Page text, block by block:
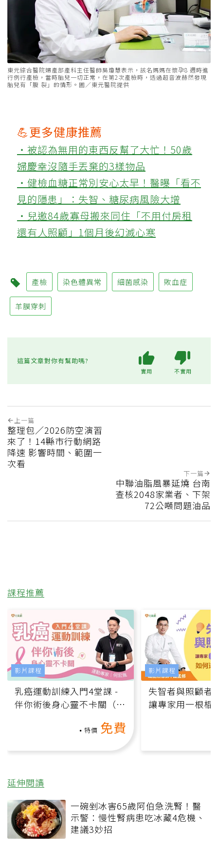
東元綜合醫院婦產部產科主任醫師吳瓊慧表示，該名媽媽在懷孕8 週時進
行例行產檢，當時胎兒一切正常，在第2次產檢時，透過超音波赫然發現
胎兒有「腹 裂」的情形。圖／東元醫院提供
💪更多健康推薦
‧被認為無用的東西反幫了大忙！50歲
婦慶幸沒隨手丟棄的3樣物品
‧健檢血糖正常別安心太早！醫曝「看不
見的隱患」：失智、糖尿病風險大增
‧兒邀84歲寡母搬來同住「不用付房租
還有人照顧」1個月後幻滅心寒
產檢 染色體異常 細菌感染 敗血症
羊膜穿刺
這篇文章對你有幫助嗎?
實用 不實用
上一篇
整理包／2026防空演習
來了！14縣市行動網路
降速 影響時間、範圍一
次看
下一篇
中聯油脂風暴延燒 台南
查核2048家業者、下架
72公噸問題油品
課程推薦
乳癌運動訓練入門4堂課 -
伴你術後身心靈不卡關（線
特價 免費
影片課程
失智者與照顧者
讓專家用一根棍
影片課程
延伸閱讀
一碗剉冰害65歲阿伯急洗腎！醫
示警：慢性腎病患吃冰藏4危機、
建議3妙招